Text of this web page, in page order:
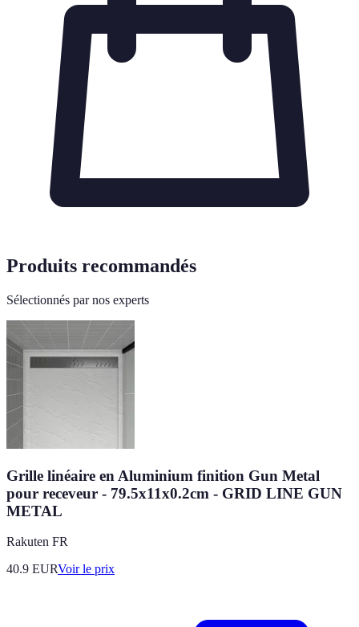
Produits recommandés
Sélectionnés par nos experts
Grille linéaire en Aluminium finition Gun Metal
pour receveur - 79.5x11x0.2cm - GRID LINE GUN
METAL
Rakuten FR
40.9 EURVoir le prix